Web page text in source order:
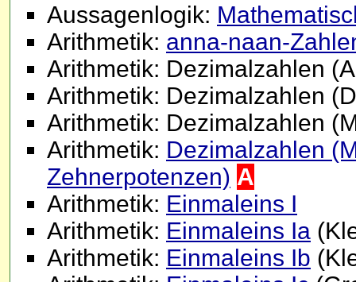
Aussagenlogik:
Arithmetik: anna-naan-
Arithmetik: Dezimalzahlen
Arithmetik: Dezimalzahlen
Arithmetik: Dezimalzahlen
Arithmetik: Dezimalzahlen
Zehnerpotenzen) A
Arithmetik: Einmaleins I
Arithmetik: Einmaleins Ia
Arithmetik: Einmaleins Ib